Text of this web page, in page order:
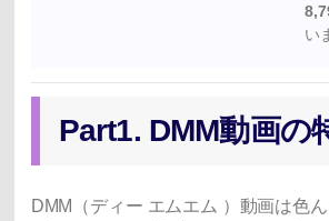
い
Part1. DMM動画の
DMM（ディー エムエム ）動画は色